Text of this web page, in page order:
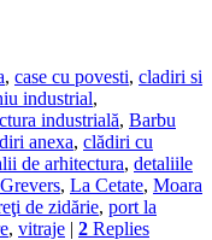
, case cu povesti, cladiri si
industrial,
industrială, Barbu
anexa, clădiri cu
de arhitectura, detaliile
, La Cetate, Moara
de zidărie, port la
, vitraje | 2 Replies